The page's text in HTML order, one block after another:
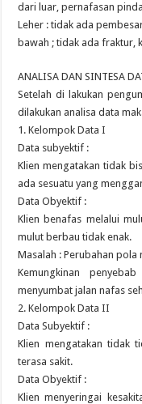
dari luar, pernafasan
Leher : tidak ada
bawah ; tidak ada fraktur,
ANALISA DAN SINTESA
Setelah di lakukan
dilakukan analisa data
1. Kelompok Data I
Data subyektif :
Klien mengatakan tidak
ada sesuatu yang
Data Obyektif :
Klien benafas melalui
mulut berbau tidak enak.
Masalah : Perubahan pola
Kemungkinan
menyumbat jalan nafas
2. Kelompok Data II
Data Subyektif :
Klien mengatakan tidak
terasa sakit.
Data Obyektif :
Klien menyeringai